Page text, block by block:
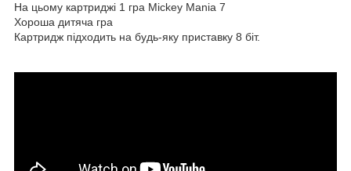
На цьому картриджі 1 гра Mickey Mania 7
Хороша дитяча гра
Картридж підходить на будь-яку приставку 8 біт.